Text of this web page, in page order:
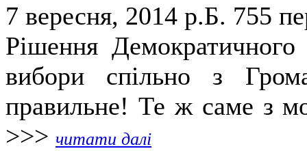
7 вересня, 2014 р.Б. 755
Рішення
вибори спільно з
правильне! Те ж саме з
>>> читати далі